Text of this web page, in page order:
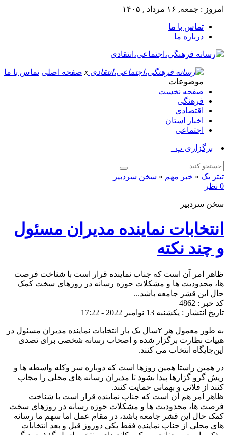
امروز : جمعه, ۱۶ مرداد , ۱۴۰۵
تماس با ما
درباره ما
x صفحه اصلی تماس با ما
موضوعات
صفحه نخست
فرهنگی
اقتصادی
اخبار استان
اجتماعی
برگزاری پیاده‌_
تیتر یک « خبر مهم « سخن سردبیر
0 نظر
سخن سردبیر
انتخابات نماینده مدیران مسئول
و چند نکته
ظاهر امر آن است که جناب نماینده قرار است با شناخت فرصت
ها، محدودیت ها و مشکلات حوزه رسانه در روزهای سخت کمک
حال این قشر جامعه باشد...
کد خبر : 4862
تاریخ انتشار : یکشنبه 13 نوامبر 2022 - 17:22
به طور معمول هر ۲سال یک بار انتخابات نماینده مدیران مسئول در
هییات نظارت برگزار شده و اصحاب رسانه شخصی برای تصدی
این‌جایگاه انتخاب می کنند.
در همین راستا همین روزها است که دوباره سر و‌کله واسطه ها و
ریش گرو گزارها پیدا بشود تا مدیران رسانه های محلی را مجاب
کنند از فلانی و بهمانی حمایت کنند.
ظاهر امر هم آن است که جناب نماینده قرار است با شناخت
فرصت ها، محدودیت ها و مشکلات حوزه رسانه در روزهای سخت
کمک حال این قشر جامعه باشد، در مقام عمل اما سهم ما رسانه
های محلی از جناب نماینده فقط یکی دوروز قبل و بعد انتخابات